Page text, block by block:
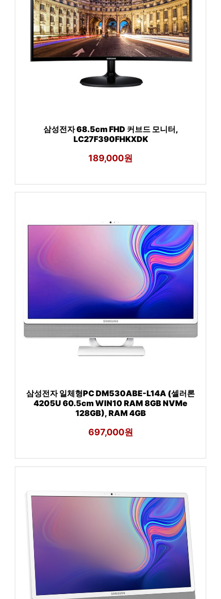
삼성전자 68.5cm FHD 커브드 모니터,
LC27F390FHKXDK
189,000원
삼성전자 일체형PC DM530ABE-L14A (셀러론
4205U 60.5cm WIN10 RAM 8GB NVMe
128GB), RAM 4GB
697,000원